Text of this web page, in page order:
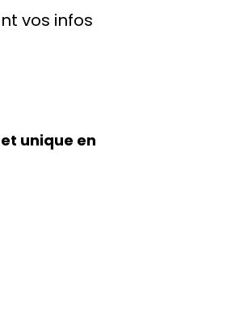
vos infos
unique en